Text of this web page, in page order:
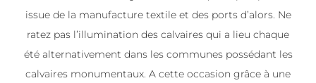
issue de la manufacture textile et des ports d’alors. Ne
ratez pas l’illumination des calvaires qui a lieu chaque
été alternativement dans les communes possédant les
calvaires monumentaux. A cette occasion grâce à une